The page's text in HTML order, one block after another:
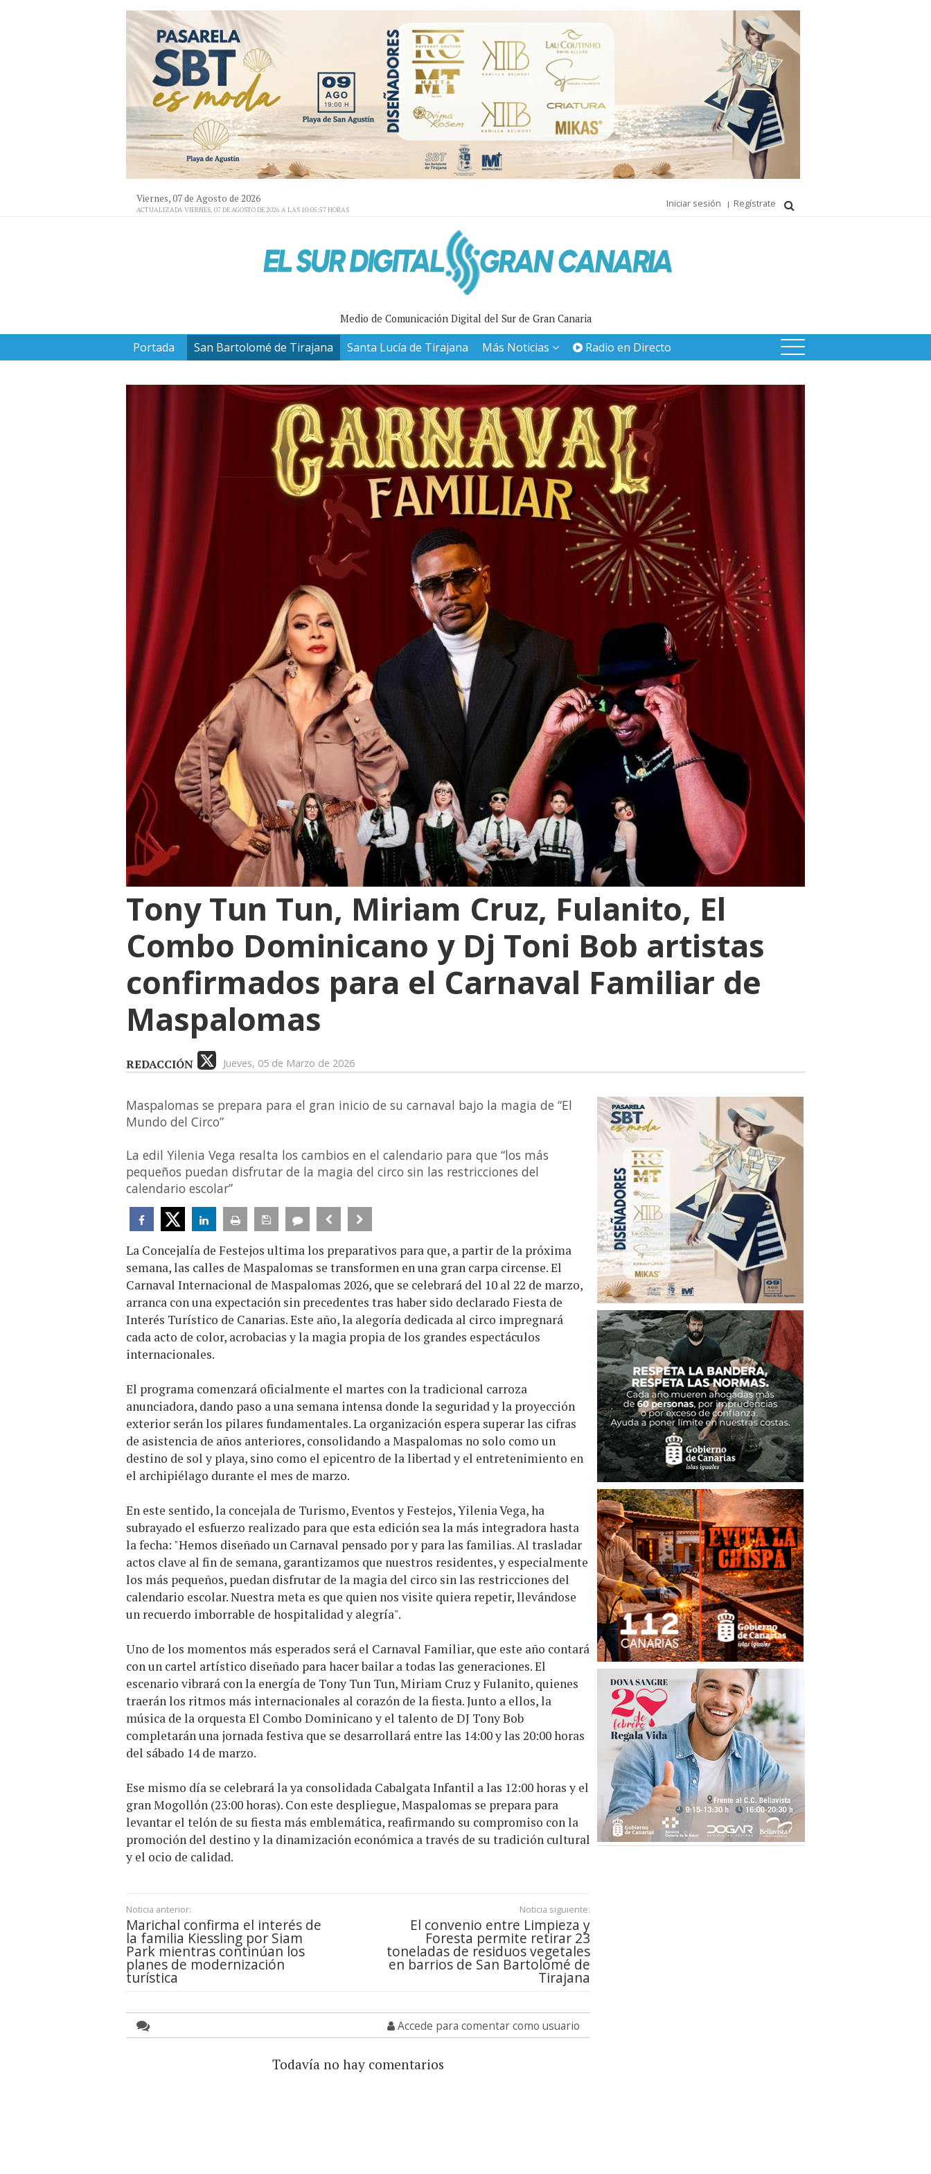
Viernes, 07 de Agosto de 2026
ACTUALIZADA VIERNES, 07 DE AGOSTO DE 2026 A LAS 10:05:57 HORAS
Iniciar sesión Regístrate
Medio de Comunicación Digital del Sur de Gran Canaria
Portada San Bartolomé de Tirajana Santa Lucía de Tirajana Más Noticias Radio en Directo
Tony Tun Tun, Miriam Cruz, Fulanito, El
Combo Dominicano y Dj Toni Bob artistas
confirmados para el Carnaval Familiar de
Maspalomas
REDACCIÓN Jueves, 05 de Marzo de 2026
Maspalomas se prepara para el gran inicio de su carnaval bajo la magia de “El
Mundo del Circo”
La edil Yilenia Vega resalta los cambios en el calendario para que “los más
pequeños puedan disfrutar de la magia del circo sin las restricciones del
calendario escolar”
La Concejalía de Festejos ultima los preparativos para que, a partir de la próxima
semana, las calles de Maspalomas se transformen en una gran carpa circense. El
Carnaval Internacional de Maspalomas 2026, que se celebrará del 10 al 22 de marzo,
arranca con una expectación sin precedentes tras haber sido declarado Fiesta de
Interés Turístico de Canarias. Este año, la alegoría dedicada al circo impregnará
cada acto de color, acrobacias y la magia propia de los grandes espectáculos
internacionales.
El programa comenzará oficialmente el martes con la tradicional carroza
anunciadora, dando paso a una semana intensa donde la seguridad y la proyección
exterior serán los pilares fundamentales. La organización espera superar las cifras
de asistencia de años anteriores, consolidando a Maspalomas no solo como un
destino de sol y playa, sino como el epicentro de la libertad y el entretenimiento en
el archipiélago durante el mes de marzo.
En este sentido, la concejala de Turismo, Eventos y Festejos, Yilenia Vega, ha
subrayado el esfuerzo realizado para que esta edición sea la más integradora hasta
la fecha: "Hemos diseñado un Carnaval pensado por y para las familias. Al trasladar
actos clave al fin de semana, garantizamos que nuestros residentes, y especialmente
los más pequeños, puedan disfrutar de la magia del circo sin las restricciones del
calendario escolar. Nuestra meta es que quien nos visite quiera repetir, llevándose
un recuerdo imborrable de hospitalidad y alegría".
Uno de los momentos más esperados será el Carnaval Familiar, que este año contará
con un cartel artístico diseñado para hacer bailar a todas las generaciones. El
escenario vibrará con la energía de Tony Tun Tun, Miriam Cruz y Fulanito, quienes
traerán los ritmos más internacionales al corazón de la fiesta. Junto a ellos, la
música de la orquesta El Combo Dominicano y el talento de DJ Tony Bob
completarán una jornada festiva que se desarrollará entre las 14:00 y las 20:00 horas
del sábado 14 de marzo.
Ese mismo día se celebrará la ya consolidada Cabalgata Infantil a las 12:00 horas y el
gran Mogollón (23:00 horas). Con este despliegue, Maspalomas se prepara para
levantar el telón de su fiesta más emblemática, reafirmando su compromiso con la
promoción del destino y la dinamización económica a través de su tradición cultural
y el ocio de calidad.
Noticia anterior:
Marichal confirma el interés de
la familia Kiessling por Siam
Park mientras continúan los
planes de modernización
turística
Noticia siguiente:
El convenio entre Limpieza y
Foresta permite retirar 23
toneladas de residuos vegetales
en barrios de San Bartolomé de
Tirajana
Accede para comentar como usuario
Todavía no hay comentarios